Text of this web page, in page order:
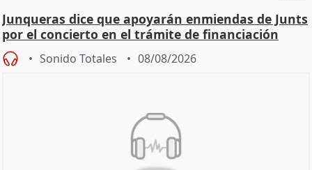
Junqueras dice que apoyarán enmiendas de Junts
por el concierto en el trámite de financiación
Sonido Totales 08/08/2026